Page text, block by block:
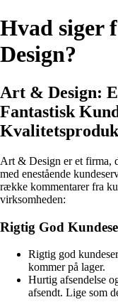
Hvad siger
Design?
Art & Design:
Fantastisk
Art & Design er et firma,
med enestående
række kommentarer fra
virksomheden:
Rigtig God
Rigtig god
kommer på lager.
Hurtig afsendelse
afsendt. Lige som